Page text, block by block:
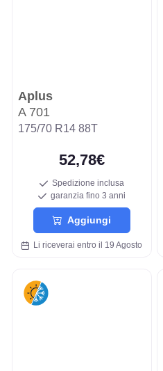
Aplus
A 701
175/70 R14 88T
52,78€
Spedizione inclusa
garanzia fino 3 anni
Aggiungi
Li riceverai entro il 19 Agosto